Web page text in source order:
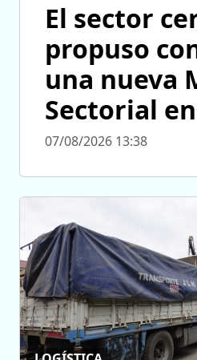
El sector
propuso
una nueva
Sectorial
07/08/2026 13:38